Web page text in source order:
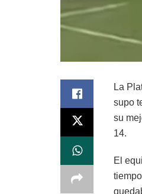
La
supo
su
14.
El